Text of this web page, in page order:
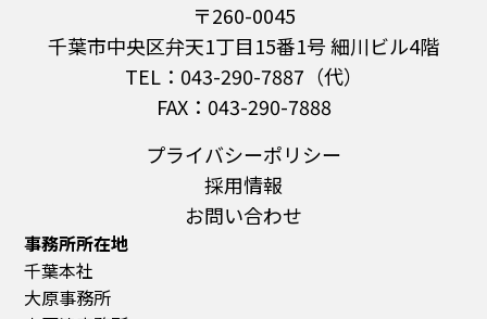
〒260-0045
千葉市中央区弁天1丁目15番1号 細川ビル4階
TEL：043-290-7887（代）
FAX：043-290-7888
プライバシーポリシー
採用情報
お問い合わせ
事務所所在地
千葉本社
大原事務所